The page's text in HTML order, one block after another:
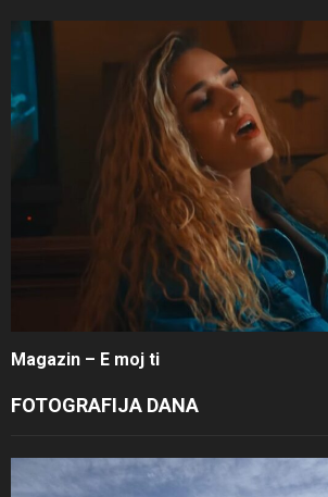
Magazin – E moj ti
FOTOGRAFIJA DANA